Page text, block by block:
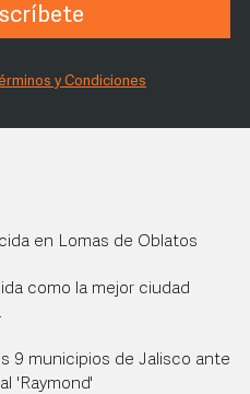
y Condiciones
en Lomas de Oblatos
como la mejor ciudad
9 municipios de Jalisco ante
'Raymond'